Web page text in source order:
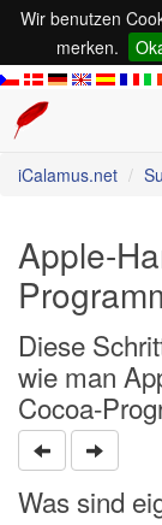
Wir benutzen
merken.
iCalamus.net
Apple-
Diese
wie man
Cocoa-
Was sind